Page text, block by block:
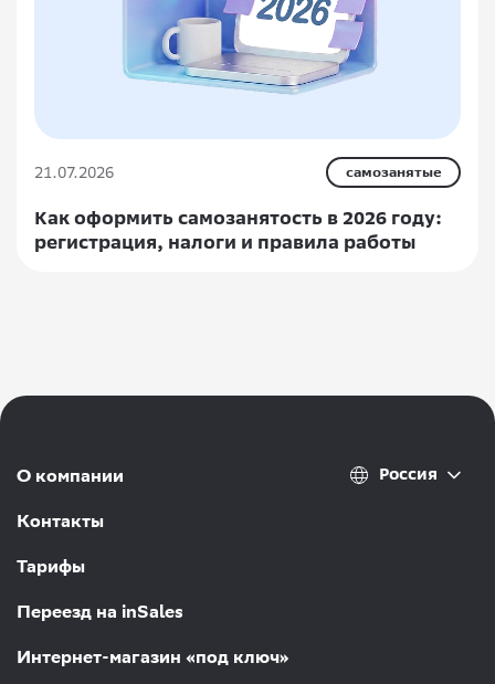
21.07.2026 самозанятые
Как оформить самозанятость в 2026 году:
регистрация, налоги и правила работы
О компании
Контакты
Тарифы
Переезд на inSales
Интернет-магазин «под ключ»
Россия